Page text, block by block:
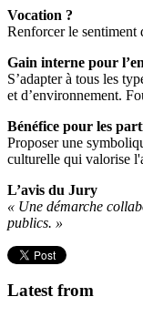
Vocation ?
Renforcer le sentiment
Gain interne pour
S’adapter à tous les
et d’environnement.
Bénéfice pour les
Proposer une
culturelle qui valorise
L’avis du Jury
« Une démarche
publics. »
Latest from